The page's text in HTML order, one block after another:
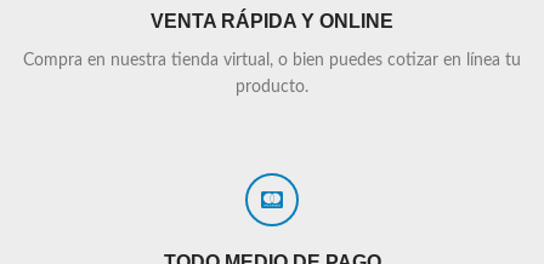
VENTA RÁPIDA Y ONLINE
Compra en nuestra tienda virtual, o bien puedes cotizar en línea tu
producto.